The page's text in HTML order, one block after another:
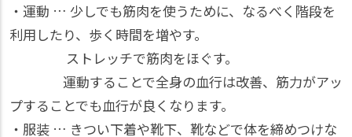
・運動 … 少しでも筋肉を使うために、なるべく階段を
利用したり、歩く時間を増やす。
ストレッチで筋肉をほぐす。
運動することで全身の血行は改善、筋力がアッ
プすることでも血行が良くなります。
・服装 … きつい下着や靴下、靴などで体を締めつけな